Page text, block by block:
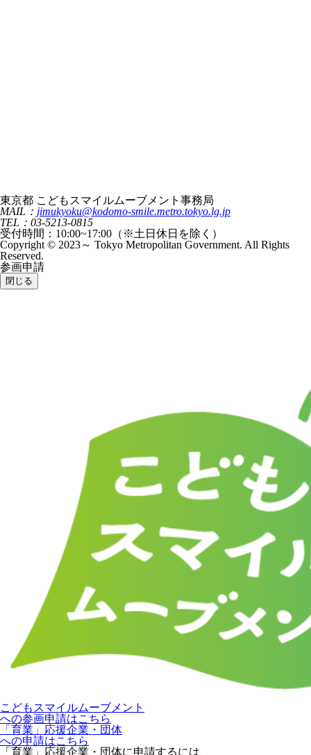
東京都 こどもスマイルムーブメント事務局
MAIL： jimukyoku@kodomo-smile.metro.tokyo.lg.jp
TEL：03-5213-0815
受付時間：10:00~17:00（※土日休日を除く）
Copyright © 2023～ Tokyo Metropolitan Government. All Rights
Reserved.
参画申請
閉じる
こどもスマイルムーブメント
への参画申請はこちら
「育業」応援企業・団体
への申請はこちら
「育業」応援企業・団体に申請するには、